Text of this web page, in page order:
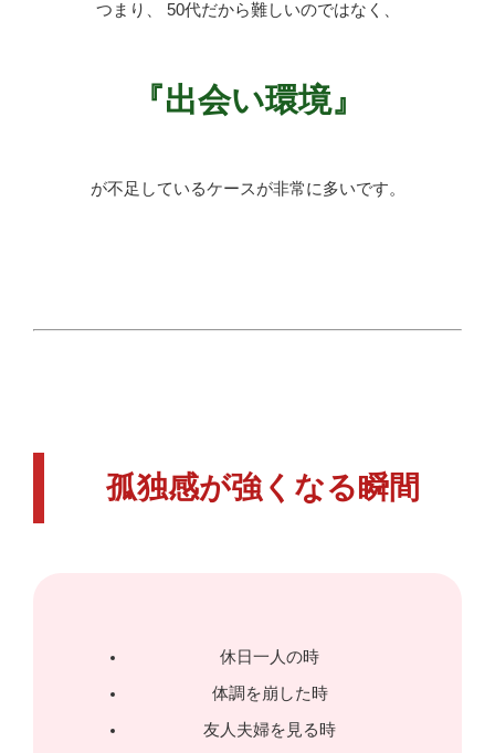
つまり、 50代だから難しいのではなく、
『出会い環境』
が不足しているケースが非常に多いです。
孤独感が強くなる瞬間
休日一人の時
体調を崩した時
友人夫婦を見る時